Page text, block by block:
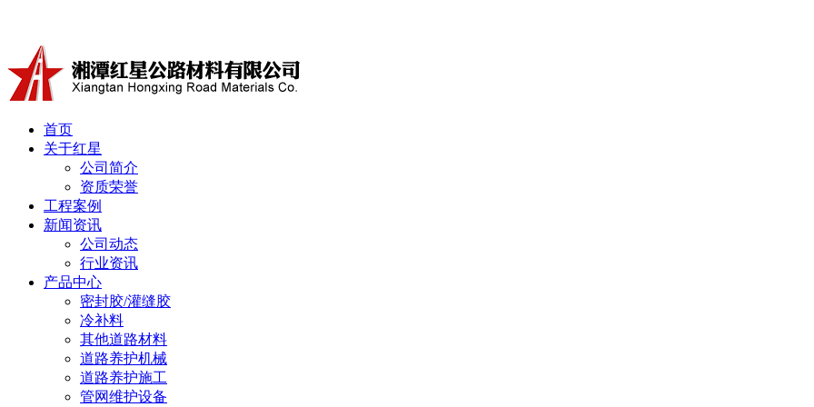
首页
关于红星
公司简介
资质荣誉
工程案例
新闻资讯
公司动态
行业资讯
产品中心
密封胶/灌缝胶
冷补料
其他道路材料
道路养护机械
道路养护施工
管网维护设备